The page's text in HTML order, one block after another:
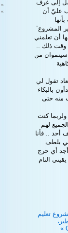
إلى غرف
عليّ أن
المشروع”
أن تعلمني
وقت ذلك ..
سينموان من
تقول لي
بالبكاء
منه حتى
ولربما كنت
لهم
تعاطف أحد .. فأنا
بلطف
أي حرج
التام
تعليم